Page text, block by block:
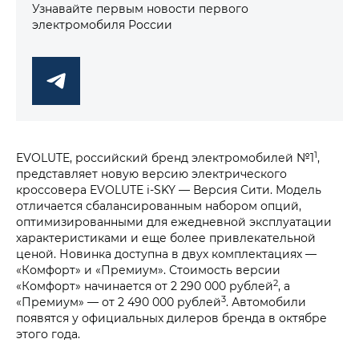
Узнавайте первым новости первого
электромобиля России
EVOLUTE, российский бренд электромобилей №11,
представляет новую версию электрического
кроссовера EVOLUTE i‑SKY — Версия Сити. Модель
отличается сбалансированным набором опций,
оптимизированными для ежедневной эксплуатации
характеристиками и еще более привлекательной
ценой. Новинка доступна в двух комплектациях —
«Комфорт» и «Премиум». Стоимость версии
«Комфорт» начинается от 2 290 000 рублей2, а
«Премиум» — от 2 490 000 рублей3. Автомобили
появятся у официальных дилеров бренда в октябре
этого года.